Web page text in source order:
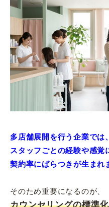
多店舗展開を行う企業では、
スタッフごとの経験や感覚
契約率にばらつきが生まれ
そのため重要になるのが、
カウンセリングの標準化